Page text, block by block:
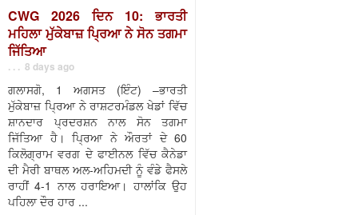
CWG 2026 ਦਿਨ 10: ਭਾਰਤੀ
ਮਹਿਲਾ ਮੁੱਕੇਬਾਜ਼ ਪ੍ਰਿਆ ਨੇ ਸੋਨ ਤਗਮਾ
ਜਿੱਤਿਆ
. . . 8 days ago
ਗਲਾਸਗੋ, 1 ਅਗਸਤ (ਇੰਟ) –ਭਾਰਤੀ
ਮੁੱਕੇਬਾਜ਼ ਪ੍ਰਿਆ ਨੇ ਰਾਸ਼ਟਰਮੰਡਲ ਖੇਡਾਂ ਵਿੱਚ
ਸ਼ਾਨਦਾਰ ਪ੍ਰਦਰਸ਼ਨ ਨਾਲ ਸੋਨ ਤਗਮਾ
ਜਿੱਤਿਆ ਹੈ। ਪ੍ਰਿਆ ਨੇ ਔਰਤਾਂ ਦੇ 60
ਕਿਲੋਗ੍ਰਾਮ ਵਰਗ ਦੇ ਫਾਈਨਲ ਵਿੱਚ ਕੈਨੇਡਾ
ਦੀ ਮੈਰੀ ਬਾਥਲ ਅਲ-ਅਹਿਮਦੀ ਨੂੰ ਵੰਡੇ ਫੈਸਲੇ
ਰਾਹੀਂ 4-1 ਨਾਲ ਹਰਾਇਆ। ਹਾਲਾਂਕਿ ਉਹ
ਪਹਿਲਾ ਦੌਰ ਹਾਰ ...